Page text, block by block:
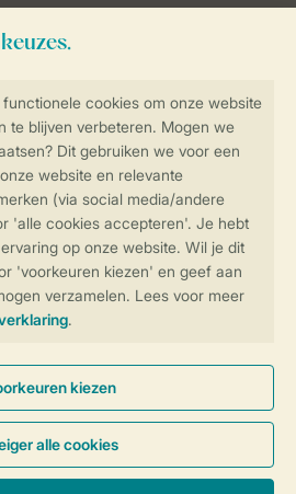
jouw gegevens &
wijzigen
boeken
Privacy Notice Cookies en banners